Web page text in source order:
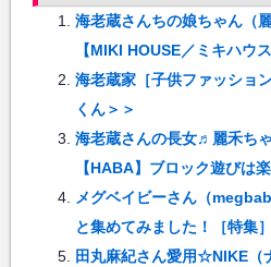
海老蔵さんちの娘ちゃん（
【MIKI HOUSE／ミキハウ
海老蔵家［子供ファッショ
くん＞＞
海老蔵さんの長女♬麗禾ち
【HABA】ブロック遊びは
メグベイビーさん（
と集めてみました！［特集］
田丸麻紀さん愛用☆NIKE（